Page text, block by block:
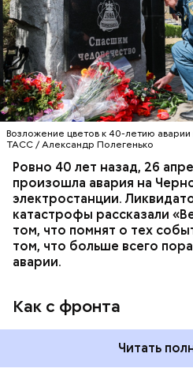
Возложение цветов к 40-летию
ТАСС / Александр Полегенько
Ровно 40 лет назад, 26
произошла авария на
электростанции.
катастрофы рассказали
том, что помнят о тех
том, что больше всего
аварии.
Как с фронта
Киеве в отдельном
гражданской обороны. На
произошла авария на
станции, ему было 26 лет.
Читать
АВАРИИ ЧЕРНОБЫЛЬ
Как рассказывает Житие,
христианской религией и
посвятить свою жизнь
книги. Его дядя, епископ
такое усердие, сделал
Как гласит предание,
Иерусалим, Николай
отчаявшихся путников
разбушевавшееся море.